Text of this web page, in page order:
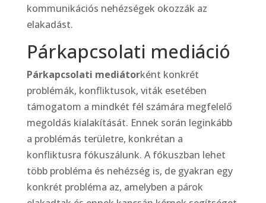
kommunikációs nehézségek okozzák az
elakadást.
Párkapcsolati mediáció
Párkapcsolati mediátorként konkrét
problémák, konfliktusok, viták esetében
támogatom a mindkét fél számára megfelelő
megoldás kialakítását. Ennek során leginkább
a problémás területre, konkrétan a
konfliktusra fókuszálunk. A fókuszban lehet
több probléma és nehézség is, de gyakran egy
konkrét probléma az, amelyben a párok